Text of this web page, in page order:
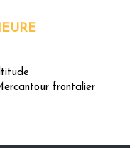
frontalier